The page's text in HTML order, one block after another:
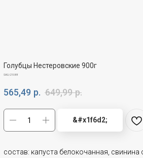
Голубцы Нестеровские 900г
SKU:21088
565,49 р. 649,99 р.
&#x1f6d2;
состав: капуста белокочанная,